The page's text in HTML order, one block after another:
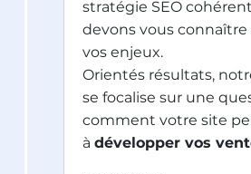
stratégie SEO
devons vous
vos enjeux.
Orientés résultats,
se focalise sur une
comment votre site
à développer vos